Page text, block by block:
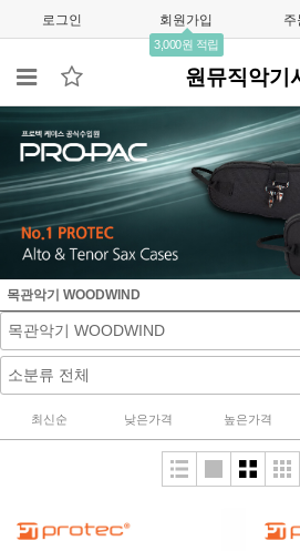
로그인 회원가입
3,000원 적립
주
원뮤직악기
목관악기 WOODWIND
최신순 낮은가격 높은가격